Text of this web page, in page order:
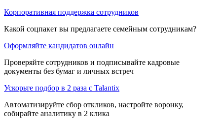
Корпоративная поддержка сотрудников
Какой соцпакет вы предлагаете семейным сотрудникам?
Оформляйте кандидатов онлайн
Проверяйте сотрудников и подписывайте кадровые
документы без бумаг и личных встреч
Ускорьте подбор в 2 раза с Talantix
Автоматизируйте сбор откликов, настройте воронку,
собирайте аналитику в 2 клика